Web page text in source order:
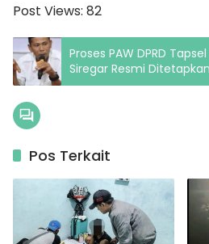
Post Views: 82
Proses PAW DPRD
Siregar Resmi Ditetapkan
Pos Terkait